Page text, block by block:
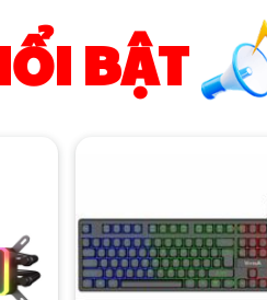
BẬT